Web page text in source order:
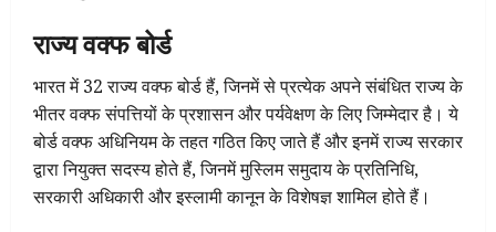
राज्य वक्फ बोर्ड
भारत में 32 राज्य वक्फ बोर्ड हैं, जिनमें से प्रत्येक अपने संबंधित राज्य के
भीतर वक्फ संपत्तियों के प्रशासन और पर्यवेक्षण के लिए जिम्मेदार है। ये
बोर्ड वक्फ अधिनियम के तहत गठित किए जाते हैं और इनमें राज्य सरकार
द्वारा नियुक्त सदस्य होते हैं, जिनमें मुस्लिम समुदाय के प्रतिनिधि,
सरकारी अधिकारी और इस्लामी कानून के विशेषज्ञ शामिल होते हैं।